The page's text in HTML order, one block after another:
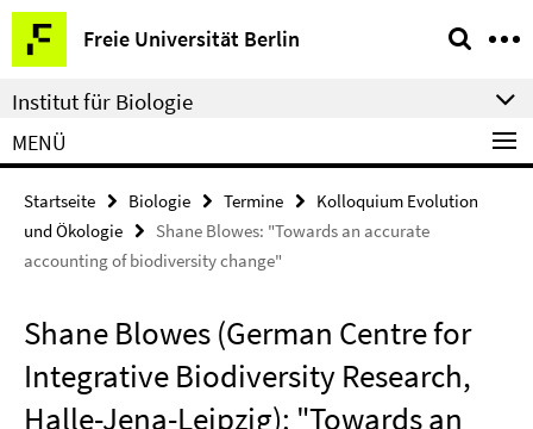
Springe
direkt
zu
Inhalt
Freie Universität Berlin
Service-
Navigation
Institut für Biologie
MENÜ
Startseite Biologie Termine
Kolloquium Evolution
und Ökologie
Shane Blowes: "Towards an accurate
accounting of biodiversity change"
Shane Blowes (German Centre for
Integrative Biodiversity Research,
Halle-Jena-Leipzig): "Towards an